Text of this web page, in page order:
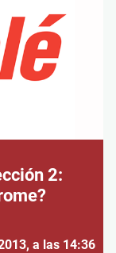
2:
, a las 14:36